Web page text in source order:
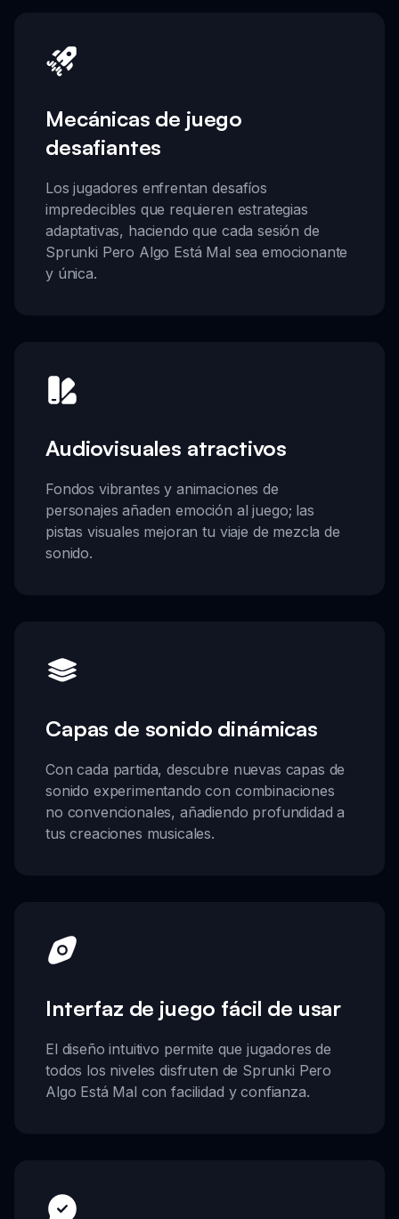
Mecánicas de juego
desafiantes
Los jugadores enfrentan desafíos
impredecibles que requieren estrategias
adaptativas, haciendo que cada sesión de
Sprunki Pero Algo Está Mal sea emocionante
y única.
Audiovisuales atractivos
Fondos vibrantes y animaciones de
personajes añaden emoción al juego; las
pistas visuales mejoran tu viaje de mezcla de
sonido.
Capas de sonido dinámicas
Con cada partida, descubre nuevas capas de
sonido experimentando con combinaciones
no convencionales, añadiendo profundidad a
tus creaciones musicales.
Interfaz de juego fácil de usar
El diseño intuitivo permite que jugadores de
todos los niveles disfruten de Sprunki Pero
Algo Está Mal con facilidad y confianza.